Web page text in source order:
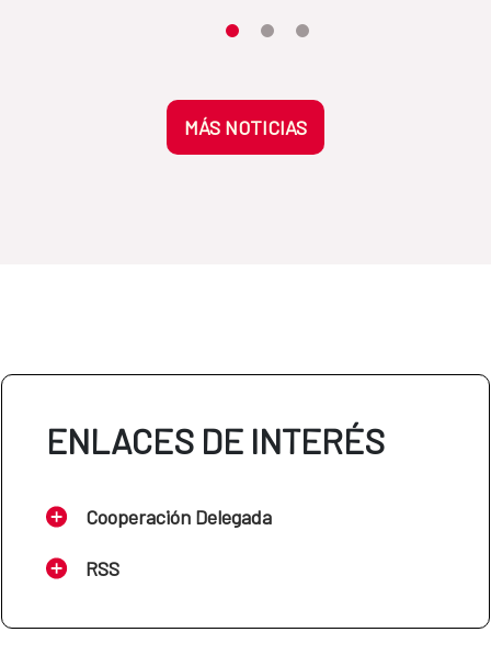
Desplaza el carrusel hasta su
Desplaza el carrusel hasta su
Desplaza el carrusel
MÁS NOTICIAS
ENLACES DE INTERÉS
Cooperación Delegada
RSS